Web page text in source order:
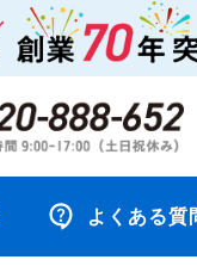
よくある質